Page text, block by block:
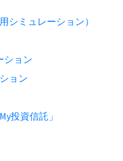
シミュレーション）
ション
ョン
投資信託」